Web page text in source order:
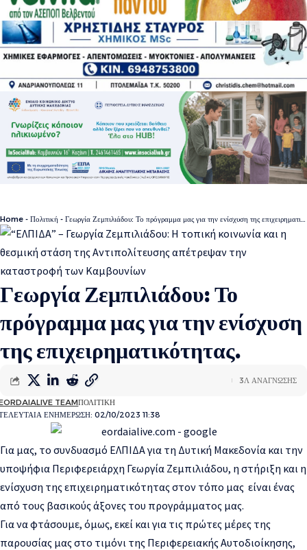
Home - Πολιτική - Γεωργία Ζεμπιλιάδου: Το πρόγραμμα μας για την ενίσχυση της επιχειρηματικότητας.
Γεωργία Ζεμπιλιάδου: Το
πρόγραμμα μας για την ενίσχυση
της επιχειρηματικότητας.
ΕΝΗΜΕΡΩΣΗ: 02/10/2023 11:38
TEAMΠΟΛΙΤΙΚΗ
3Λ ΑΝΑΓΝΩΣΗΣ
Για μας, το συνδυασμό ΕΛΠΙΔΑ για τη Δυτική Μακεδονία και την
υποψήφια Περιφερειάρχη Γεωργία Ζεμπιλιάδου, η στήριξη και η
ενίσχυση της επιχειρηματικότητας στον τόπο μας είναι ένας
από τους βασικούς άξονες του προγράμματος μας.
Για να φτάσουμε, όμως, εκεί και για τις πρώτες μέρες της
παρουσίας μας στο τιμόνι της Περιφερειακής Αυτοδιοίκησης,